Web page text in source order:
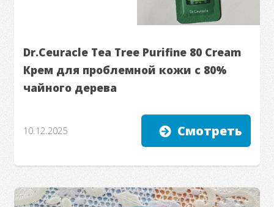
Dr.Ceuracle Tea Tree Purifine 80 Cream
Крем для проблемной кожи с 80%
чайного дерева
10.12.2025 Смотреть